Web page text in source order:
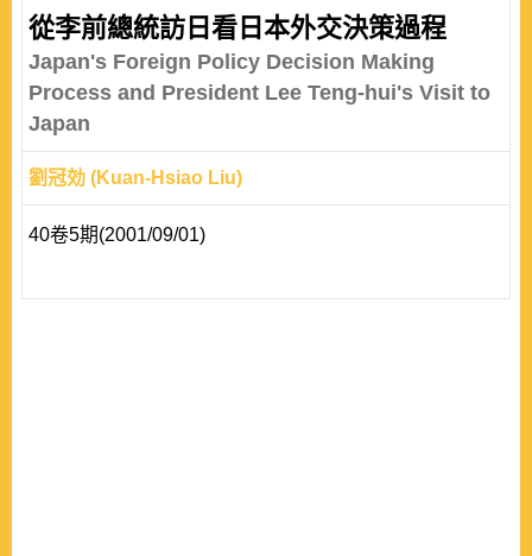
從李前總統訪日看日本外交決策過程
Japan's Foreign Policy Decision Making
Process and President Lee Teng-hui's Visit to
Japan
劉冠効 (Kuan-Hsiao Liu)
40卷5期(2001/09/01)